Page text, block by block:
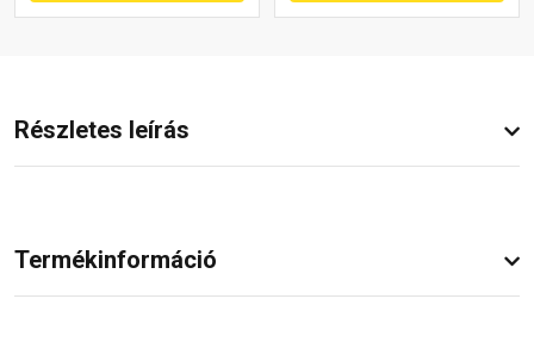
Részletes leírás
Termékinformáció